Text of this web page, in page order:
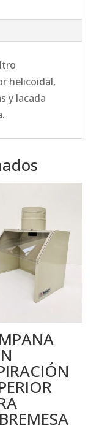
helicoidal,
y lacada